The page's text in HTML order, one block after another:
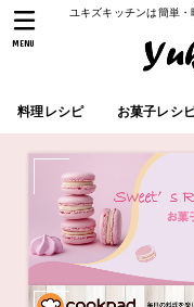
ユキズキッチンは簡単
料理レシピ お菓子レシ
MENU